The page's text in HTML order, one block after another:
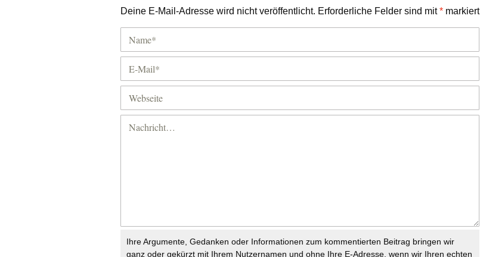
Deine E-Mail-Adresse wird nicht veröffentlicht. Erforderliche Felder sind mit* markiert
Ihre Argumente, Gedanken oder Informationen zum kommentierten Beitrag bringen wir
ganz oder gekürzt mit Ihrem Nutzernamen und ohne Ihre E-Adresse, wenn wir Ihren echten